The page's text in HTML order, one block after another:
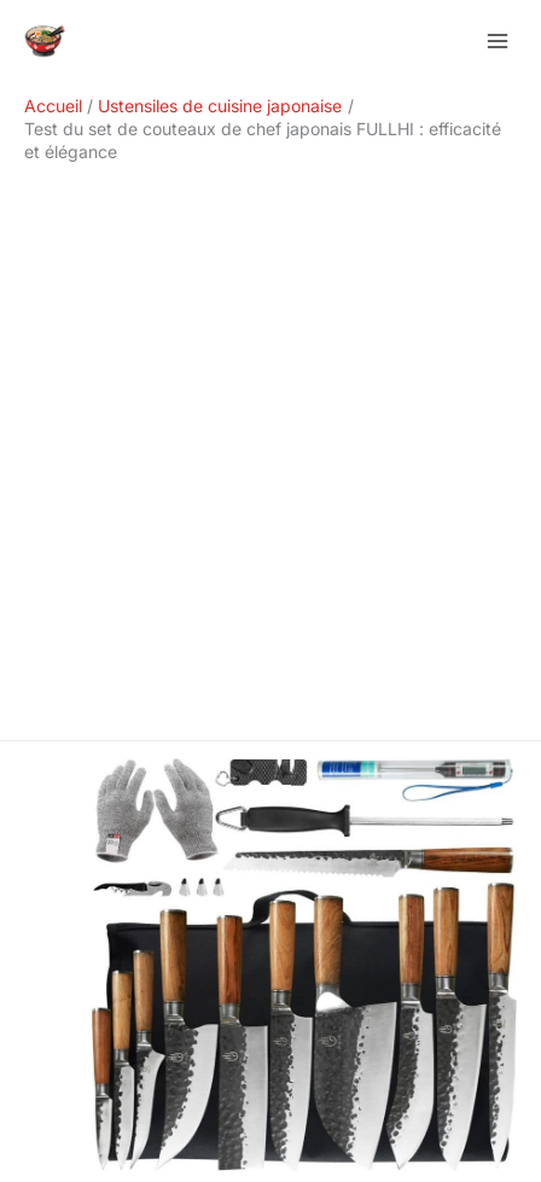
Accueil
Ustensiles de cuisine japonaise
Test du set de couteaux de chef japonais FULLHI : efficacité
et élégance